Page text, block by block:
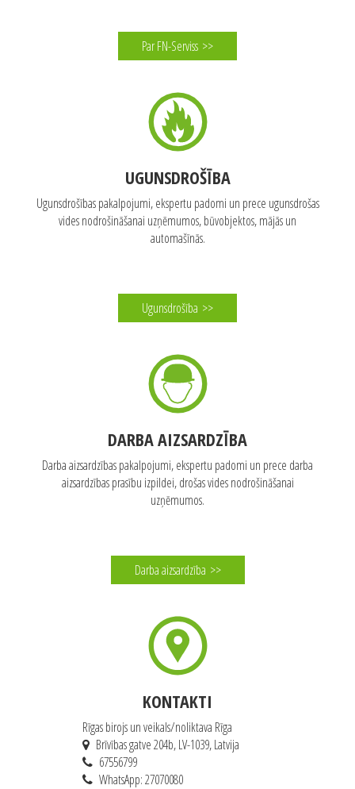
Par FN-Serviss >>
UGUNSDROŠĪBA
Ugunsdrošības pakalpojumi, ekspertu padomi un prece ugunsdrošas
vides nodrošināšanai uzņēmumos, būvobjektos, mājās un
automašīnās.
Ugunsdrošība >>
DARBA AIZSARDZĪBA
Darba aizsardzības pakalpojumi, ekspertu padomi un prece darba
aizsardzības prasību izpildei, drošas vides nodrošināšanai
uzņēmumos.
Darba aizsardzība >>
KONTAKTI
Rīgas birojs un veikals/noliktava Rīga
Brīvības gatve 204b, LV-1039, Latvija
67556799
WhatsApp: 27070080